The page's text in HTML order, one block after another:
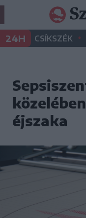
24H CSÍKSZÉK •
éjszaka